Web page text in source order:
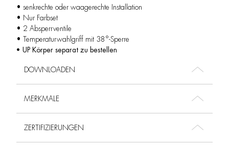
• senkrechte oder waagerechte Installation
• Nur Farbset
• 2 Absperrventile
• Temperaturwahlgriff mit 38°-Sperre
• UP Körper separat zu bestellen
DOWNLOADEN
MERKMALE
ZERTIFIZIERUNGEN